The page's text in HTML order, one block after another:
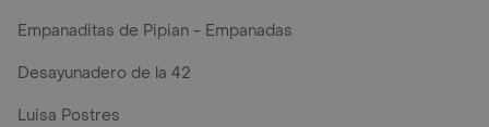
Empanaditas de Pipian - Empanadas
Desayunadero de la 42
Luisa Postres